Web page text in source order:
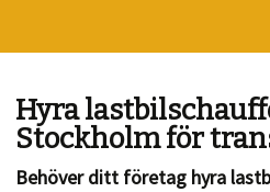
Hyra
Stockholm för
Behöver ditt företag hyra